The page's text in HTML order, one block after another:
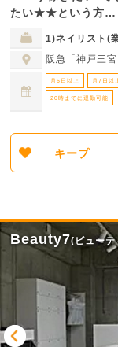
たい★★という方…
1)ネイリスト(
阪急「神戸三
月6日以上 月7日以
20時までに退勤可能
キープ
Beauty7(ビュー